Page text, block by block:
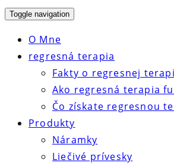
Toggle navigation
O Mne
regresná terapia
Fakty o regresnej
Ako regresná terapia
Čo získate regresnou
Produkty
Náramky
Liečivé prívesky